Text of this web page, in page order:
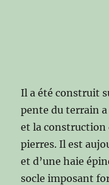
Il a été construit
pente du terrain
et la construction
pierres. Il est
et d’une haie
socle imposant